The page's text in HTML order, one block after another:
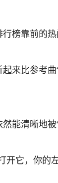
榜靠前的
来比参考曲
能清晰地被
开它，你的